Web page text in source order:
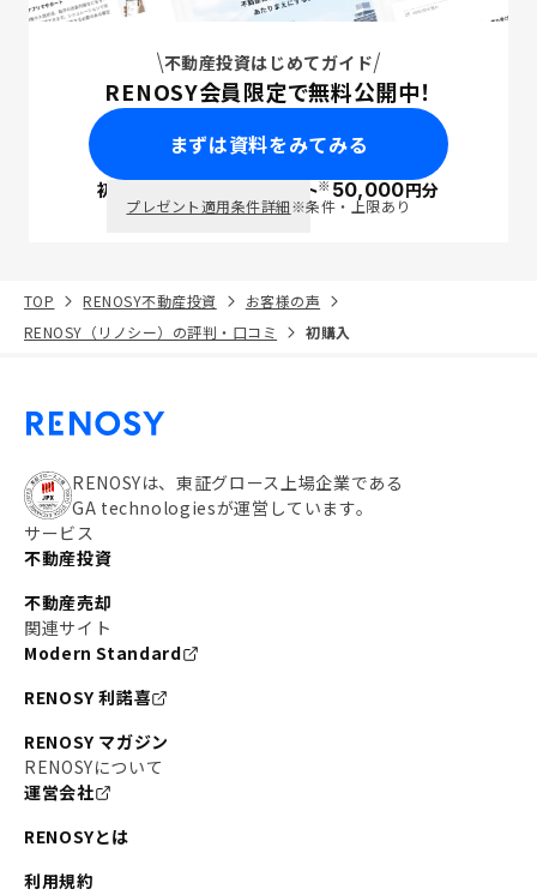
不動産投資はじめてガイド
RENOSY会員限定で無料公開中！
まずは資料をみてみる
初回面談で ポイント※50,000円分
プレゼント適用条件詳細※条件・上限あり
TOP RENOSY不動産投資
お客様の声
RENOSY（リノシー）の評判・口コミ
初購入
RENOSYは、東証グロース上場企業である
GA technologiesが運営しています。
サービス
不動産投資
不動産売却
関連サイト
Modern Standard
RENOSY 利諾喜
RENOSY マガジン
RENOSYについて
運営会社
RENOSYとは
利用規約